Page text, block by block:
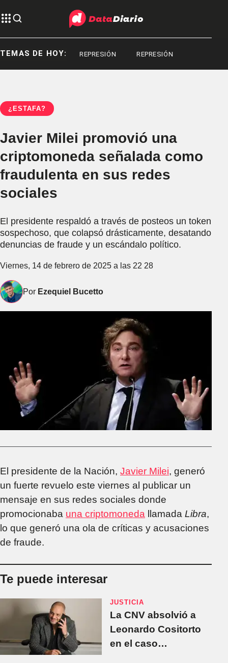
TEMAS DE HOY:
BERNI REPRESIÓN REPRESIÓN
¿ESTAFA?
Javier Milei promovió una
criptomoneda señalada como
fraudulenta en sus redes
sociales
El presidente respaldó a través de posteos un token
sospechoso, que colapsó drásticamente, desatando
denuncias de fraude y un escándalo político.
Viernes, 14 de febrero de 2025 a las 22 28
Por Ezequiel Bucetto
El presidente de la Nación, Javier Milei, generó
un fuerte revuelo este viernes al publicar un
mensaje en sus redes sociales donde
promocionaba una criptomoneda llamada Libra,
lo que generó una ola de críticas y acusaciones
de fraude.
Te puede interesar
JUSTICIA
La CNV absolvió a
Leonardo Cositorto
en el caso